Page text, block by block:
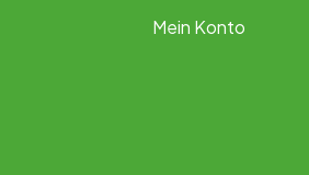
Mein Konto